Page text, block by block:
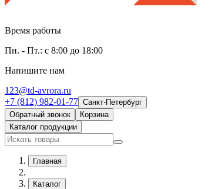
Время работы
Пн. - Пт.: с 8:00 до 18:00
Напишите нам
123@td-avrora.ru
+7 (812) 982-01-77 Санкт-Петербург
Обратный звонок
Корзина
Каталог продукции
Главная
Каталог